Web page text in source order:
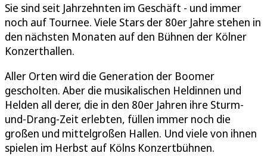
Sie sind seit Jahrzehnten im Geschäft - und immer
noch auf Tournee. Viele Stars der 80er Jahre stehen in
den nächsten Monaten auf den Bühnen der Kölner
Konzerthallen.
Aller Orten wird die Generation der Boomer
gescholten. Aber die musikalischen Heldinnen und
Helden all derer, die in den 80er Jahren ihre Sturm-
und-Drang-Zeit erlebten, füllen immer noch die
großen und mittelgroßen Hallen. Und viele von ihnen
spielen im Herbst auf Kölns Konzertbühnen.